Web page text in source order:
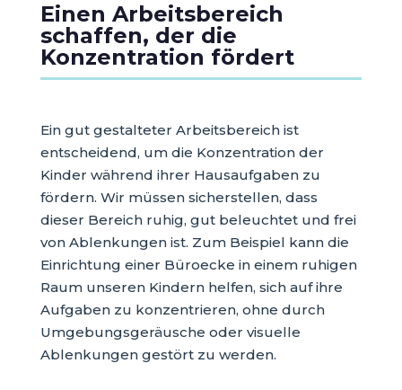
Einen Arbeitsbereich
schaffen, der die
Konzentration fördert
Ein gut gestalteter Arbeitsbereich ist
entscheidend, um die Konzentration der
Kinder während ihrer Hausaufgaben zu
fördern. Wir müssen sicherstellen, dass
dieser Bereich ruhig, gut beleuchtet und frei
von Ablenkungen ist. Zum Beispiel kann die
Einrichtung einer Büroecke in einem ruhigen
Raum unseren Kindern helfen, sich auf ihre
Aufgaben zu konzentrieren, ohne durch
Umgebungsgeräusche oder visuelle
Ablenkungen gestört zu werden.